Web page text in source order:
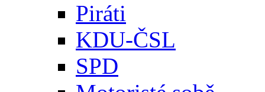
Piráti
KDU-ČSL
SPD